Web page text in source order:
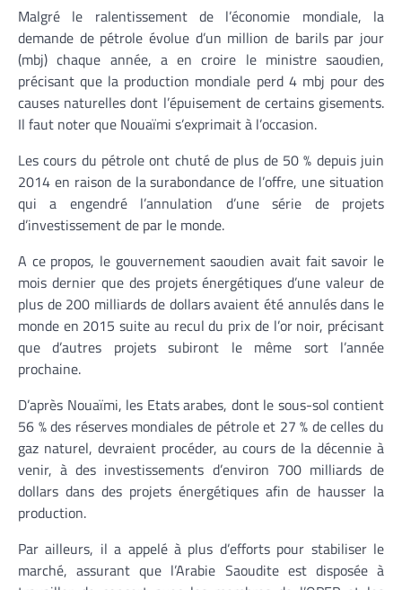
Malgré le ralentissement de l’économie mondiale, la
demande de pétrole évolue d’un million de barils par jour
(mbj) chaque année, a en croire le ministre saoudien,
précisant que la production mondiale perd 4 mbj pour des
causes naturelles dont l’épuisement de certains gisements.
Il faut noter que Nouaïmi s’exprimait à l’occasion.
Les cours du pétrole ont chuté de plus de 50 % depuis juin
2014 en raison de la surabondance de l’offre, une situation
qui a engendré l’annulation d’une série de projets
d’investissement de par le monde.
A ce propos, le gouvernement saoudien avait fait savoir le
mois dernier que des projets énergétiques d’une valeur de
plus de 200 milliards de dollars avaient été annulés dans le
monde en 2015 suite au recul du prix de l’or noir, précisant
que d’autres projets subiront le même sort l’année
prochaine.
D’après Nouaïmi, les Etats arabes, dont le sous-sol contient
56 % des réserves mondiales de pétrole et 27 % de celles du
gaz naturel, devraient procéder, au cours de la décennie à
venir, à des investissements d’environ 700 milliards de
dollars dans des projets énergétiques afin de hausser la
production.
Par ailleurs, il a appelé à plus d’efforts pour stabiliser le
marché, assurant que l’Arabie Saoudite est disposée à